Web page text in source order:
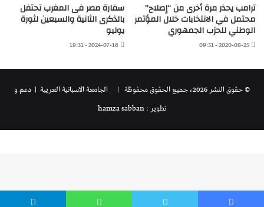
ترامب يحذر مرة أخرى من “إصلاح”
محتمل في الانتخابات خلال المؤتمر
الوطني للحزب الجمهوري
2020-08-25 - 09:31
سفارة مصر فى المغرب تحتفل
بالذكرى الثانية والسبعين لثورة
يوليو
2024-07-16 - 19:31
© حقوق النشر 2026، جميع الحقوق محفوظة | الجامعة الاسبانية العريية | دعم و
تطوير : hamza sabban